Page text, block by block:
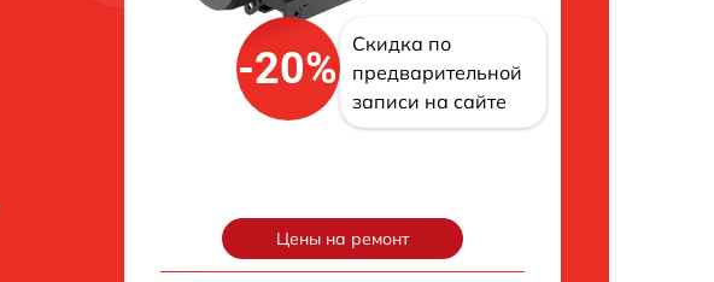
-20%
Скидка по
предварительной
записи на сайте
Цены на ремонт